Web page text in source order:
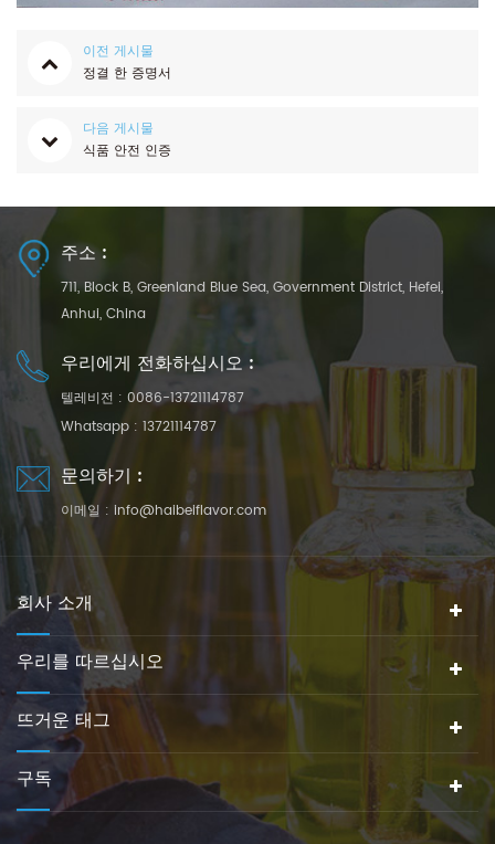
이전 게시물
정결 한 증명서
다음 게시물
식품 안전 인증
주소 :
711, Block B, Greenland Blue Sea, Government District, Hefei,
Anhui, China
우리에게 전화하십시오 :
텔레비전 : 0086-13721114787
Whatsapp : 13721114787
문의하기 :
이메일 : info@haibeiflavor.com
회사 소개
우리를 따르십시오
뜨거운 태그
구독